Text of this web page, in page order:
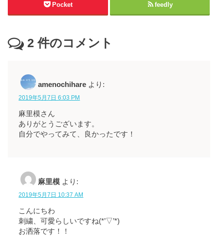
Pocket feedly
2 件のコメント
amenochihare より:
2019年5月7日 6:03 PM
麻里模さん
ありがとうございます。
自分でやってみて、良かったです！
麻里模 より:
2019年5月7日 10:37 AM
こんにちわ
刺繍、可愛らしいですね(*’▽’*)
お洒落です！！